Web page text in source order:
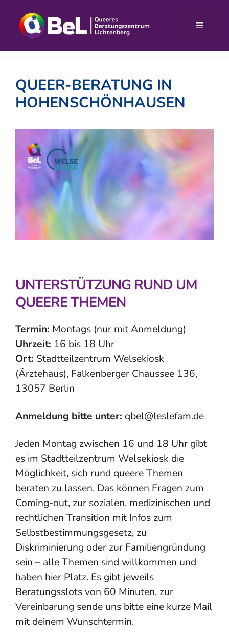
Inhalt
springen
Menü
QUEER-BERATUNG IN
HOHENSCHÖNHAUSEN
UNTERSTÜTZUNG RUND UM
QUEERE THEMEN
Termin: Montags (nur mit Anmeldung)
Uhrzeit: 16 bis 18 Uhr
Ort: Stadtteilzentrum Welsekiosk
(Ärztehaus), Falkenberger Chaussee 136,
13057 Berlin
Anmeldung bitte unter: qbel@leslefam.de
Jeden Montag zwischen 16 und 18 Uhr gibt
es im Stadtteilzentrum Welsekiosk die
Möglichkeit, sich rund queere Themen
beraten zu lassen. Das können Fragen zum
Coming-out, zur sozialen, medizinischen und
rechtlichen Transition mit Infos zum
Selbstbestimmungsgesetz, zu
Diskriminierung oder zur Familiengründung
sein – alle Themen sind willkommen und
haben hier Platz. Es gibt jeweils
Beratungsslots von 60 Minuten, zur
Vereinbarung sende uns bitte eine kurze Mail
mit deinem Wunschtermin.